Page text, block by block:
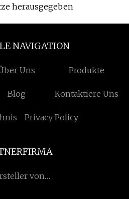
herausgegeben
NAVIGATION
Uns Produkte
Blog Kontaktiere Uns
Privacy Policy
von